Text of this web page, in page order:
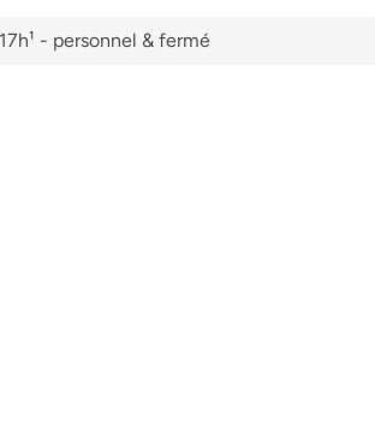
- personnel & fermé